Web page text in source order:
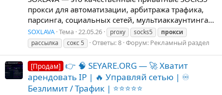
прокси для автоматизации, арбитража трафика,
парсинга, социальных сетей, мультиаккаунтинга...
SOXLAVA Тема 22.05.26 proxy socks5
прокси
рассылка
сокс 5 Ответы: 8 Форум: Рекламный раздел
[Продам] 👉 🧠 SEYARE.ORG — 🚀 Хватит
арендовать IP | 🔥 Управляй сетью | ♾
Безлимит / Трафик | ⭐⭐⭐⭐⭐